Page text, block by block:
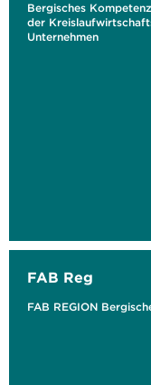
Bergisches
der
Unternehmen
FAB Reg
FAB REGION